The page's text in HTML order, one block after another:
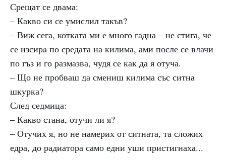
Срещат се двама:
– Какво си се умислил такъв?
– Виж сега, котката ми е много гадна – не стига, че
се изсирa по средата на килима, ами после се влачи
по гъз и го размазва, чудя се как да я отуча.
– Що не пробваш да смениш килима със ситна
шкурка?
След седмица:
– Какво стана, отучи ли я?
– Отучих я, но не намерих от ситната, та сложих
едра, до радиатора само едни уши пристигнаха...